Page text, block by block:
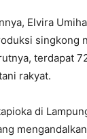
Elvira
singkong
terdapat
rakyat.
di